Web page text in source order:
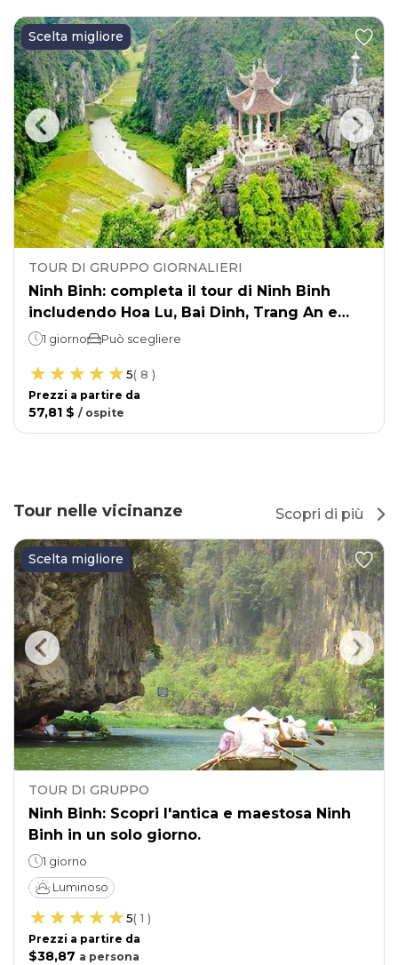
Scelta migliore
TOUR DI GRUPPO GIORNALIERI
Ninh Binh: completa il tour di Ninh Binh
includendo Hoa Lu, Bai Dinh, Trang An e
Mua Cave.
1 giorno Può scegliere
5( 8 )
Prezzi a partire da
57,81 $ / ospite
Tour nelle vicinanze Scopri di più
Scelta migliore
TOUR DI GRUPPO
Ninh Binh: Scopri l'antica e maestosa Ninh
Binh in un solo giorno.
1 giorno
Luminoso
5(1 )
Prezzi a partire da
$38,87 a persona